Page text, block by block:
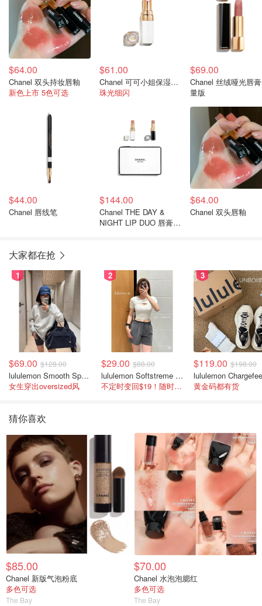
$64.00
Chanel 双头持妆唇釉
新色上市 5色可选
$61.00
Chanel 可可小姐保湿唇膏
珠光细闪
$69.00
Chanel 丝绒哑光唇
量版
$44.00
Chanel 唇线笔
$144.00
Chanel THE DAY &
NIGHT LIP DUO 唇膏双
$64.00
Chanel 双头唇釉
大家都在抢
1
$69.00 $128.00
lululemon Smooth Spacer 经典卫衣
女生穿出oversized风
2
$29.00 $88.00
lululemon Softstreme 女士高腰短裤 10cm
不定时变回$19！随时点进来看
3
$119.00 $198.00
黄金码都有货
猜你喜欢
$85.00
Chanel 新版气泡粉底
多色可选
The Bay
$70.00
Chanel 水泡泡腮红
多色可选
The Bay